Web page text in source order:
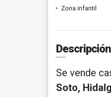
Zona infantil
Se vende
Soto,